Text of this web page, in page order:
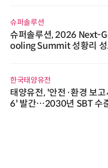
슈퍼솔루션
슈퍼솔루션, 2026 Next-
ooling Summit 성황리
한국태양유전
태양유전, '안전·환경 보
6' 발간…2030년 SBT 수